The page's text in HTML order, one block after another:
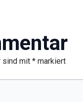
sind mit * markiert